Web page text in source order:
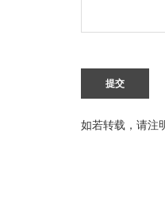
提交
如若转载，请注